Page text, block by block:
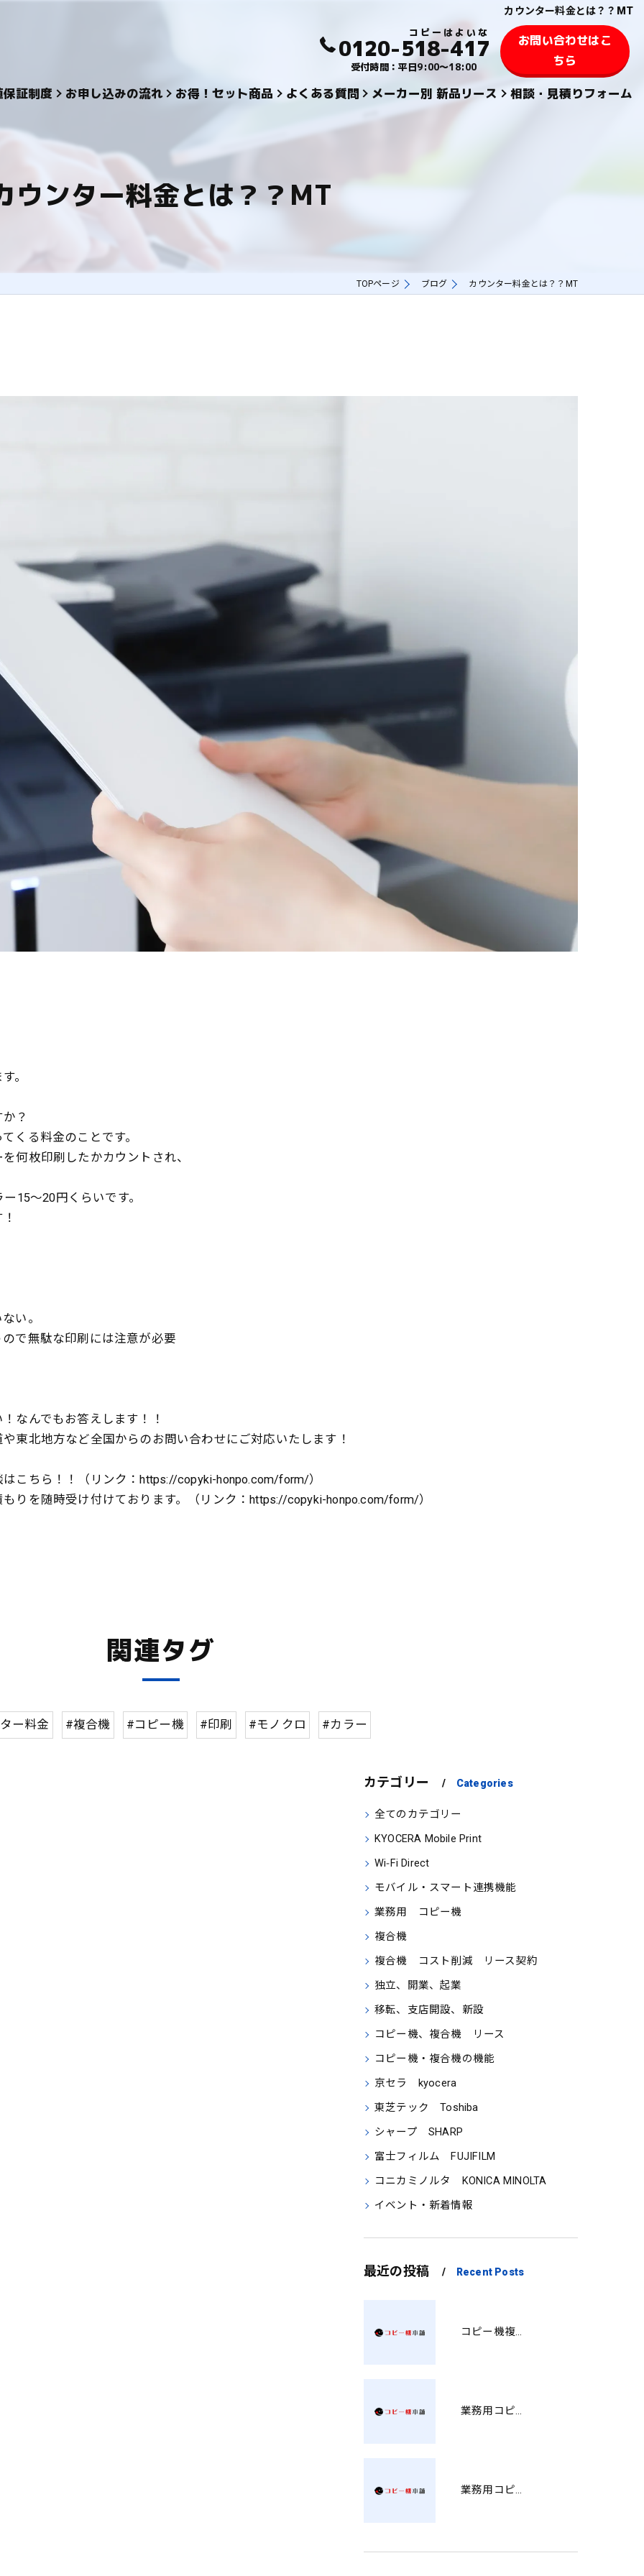
カウンター料金とは？？MT
0120-518-417
受付時間：平日9:00～18:00
お問い合わせはこ
ちら
証制度 お申し込みの流れ お得！セット商品 よくある質問 メーカー別 新品リース 相談・見積りフォーム
ウンター料金とは？？MT
TOPページ ブログ カウンター料金とは？？MT
。
？
くる料金のことです。
何枚印刷したかカウントされ、
15～20円くらいです。
い。
で無駄な印刷には注意が必要
なんでもお答えします！！
東北地方など全国からのお問い合わせにご対応いたします！
こちら！！（リンク：https://copyki-honpo.com/form/）
りを随時受け付けております。（リンク：https://copyki-honpo.com/form/）
関連タグ
ー料金 #複合機 #コピー機 #印刷 #モノクロ #カラー
カテゴリー Categories
全てのカテゴリー
KYOCERA Mobile Print
Wi‑Fi Direct
モバイル・スマート連携機能
業務用 コピー機
複合機
複合機 コスト削減 リース契約
独立、開業、起業
移転、支店開設、新設
コピー機、複合機 リース
コピー機・複合機の機能
京セラ kyocera
東芝テック Toshiba
シャープ SHARP
富士フィルム FUJIFILM
コニカミノルタ KONICA MINOLTA
イベント・新着情報
最近の投稿 Recent Posts
コピー機複合機の選び方と費用比較 MT
業務用コピー機おすすめ選び方と徳島県で後悔しない導入ポイント総まとめ YH
業務用コピー機の販売価格と選び方を徹底解説兵庫県導入前に知るべきポイント KK